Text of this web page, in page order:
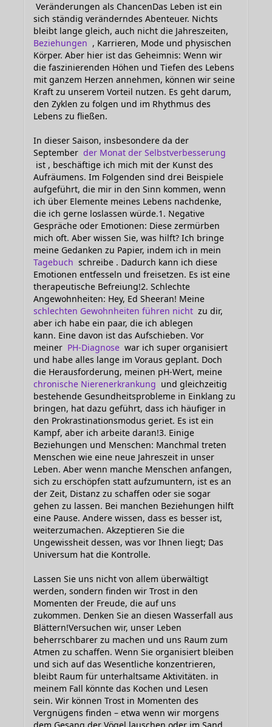
Veränderungen als ChancenDas Leben ist ein
sich ständig veränderndes Abenteuer. Nichts
bleibt lange gleich, auch nicht die Jahreszeiten,
Beziehungen , Karrieren, Mode und physischen
Körper. Aber hier ist das Geheimnis: Wenn wir
die faszinierenden Höhen und Tiefen des Lebens
mit ganzem Herzen annehmen, können wir seine
Kraft zu unserem Vorteil nutzen. Es geht darum,
den Zyklen zu folgen und im Rhythmus des
Lebens zu fließen.
In dieser Saison, insbesondere da der
September der Monat der Selbstverbesserung
ist , beschäftige ich mich mit der Kunst des
Aufräumens. Im Folgenden sind drei Beispiele
aufgeführt, die mir in den Sinn kommen, wenn
ich über Elemente meines Lebens nachdenke,
die ich gerne loslassen würde.1. Negative
Gespräche oder Emotionen: Diese zermürben
mich oft. Aber wissen Sie, was hilft? Ich bringe
meine Gedanken zu Papier, indem ich in mein
Tagebuch schreibe . Dadurch kann ich diese
Emotionen entfesseln und freisetzen. Es ist eine
therapeutische Befreiung!2. Schlechte
Angewohnheiten: Hey, Ed Sheeran! Meine
schlechten Gewohnheiten führen nicht zu dir,
aber ich habe ein paar, die ich ablegen
kann. Eine davon ist das Aufschieben. Vor
meiner PH-Diagnose war ich super organisiert
und habe alles lange im Voraus geplant. Doch
die Herausforderung, meinen pH-Wert, meine
chronische Nierenerkrankung und gleichzeitig
bestehende Gesundheitsprobleme in Einklang zu
bringen, hat dazu geführt, dass ich häufiger in
den Prokrastinationsmodus geriet. Es ist ein
Kampf, aber ich arbeite daran!3. Einige
Beziehungen und Menschen: Manchmal treten
Menschen wie eine neue Jahreszeit in unser
Leben. Aber wenn manche Menschen anfangen,
sich zu erschöpfen statt aufzumuntern, ist es an
der Zeit, Distanz zu schaffen oder sie sogar
gehen zu lassen. Bei manchen Beziehungen hilft
eine Pause. Andere wissen, dass es besser ist,
weiterzumachen. Akzeptieren Sie die
Ungewissheit dessen, was vor Ihnen liegt; Das
Universum hat die Kontrolle.
Lassen Sie uns nicht von allem überwältigt
werden, sondern finden wir Trost in den
Momenten der Freude, die auf uns
zukommen. Denken Sie an diesen Wasserfall aus
Blättern!Versuchen wir, unser Leben
beherrschbarer zu machen und uns Raum zum
Atmen zu schaffen. Wenn Sie organisiert bleiben
und sich auf das Wesentliche konzentrieren,
bleibt Raum für unterhaltsame Aktivitäten. in
meinem Fall könnte das Kochen und Lesen
sein. Wir können Trost in Momenten des
Vergnügens finden – etwa wenn wir morgens